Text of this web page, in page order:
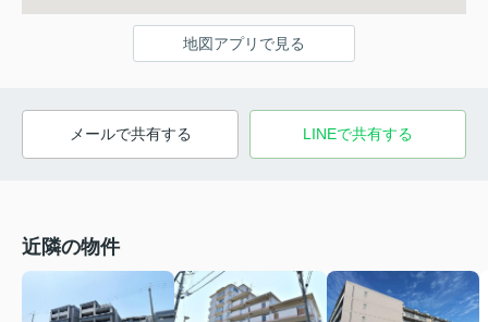
地図アプリで見る
メールで共有する LINEで共有する
近隣の物件